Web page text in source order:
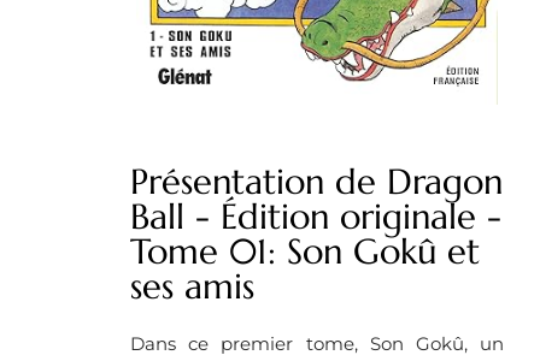
Présentation de Dragon
Ball - Édition originale -
Tome 01: Son Gokû et
ses amis
Dans ce premier tome, Son Gokû, un